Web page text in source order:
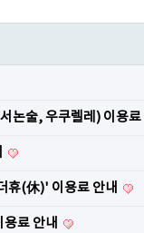
논술, 우쿠렐레) 이용
휴(休)' 이용료 안내
료 안내